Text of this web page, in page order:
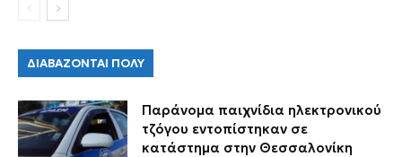
ΔΙΑΒΑΖΟΝΤΑΙ ΠΟΛΥ
Παράνομα παιχνίδια ηλεκτρονικού
τζόγου εντοπίστηκαν σε
κατάστημα στην Θεσσαλονίκη